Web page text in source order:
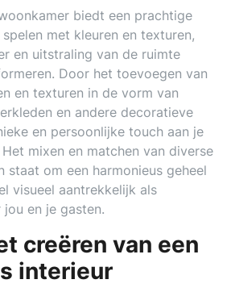
biedt een prachtige
met kleuren en texturen,
en uitstraling van de ruimte
Door het toevoegen van
en texturen in de vorm van
en andere decoratieve
en persoonlijke touch aan je
mixen en matchen van diverse
staat om een harmonieus geheel
visueel aantrekkelijk als
en je gasten.
creëren van een
interieur